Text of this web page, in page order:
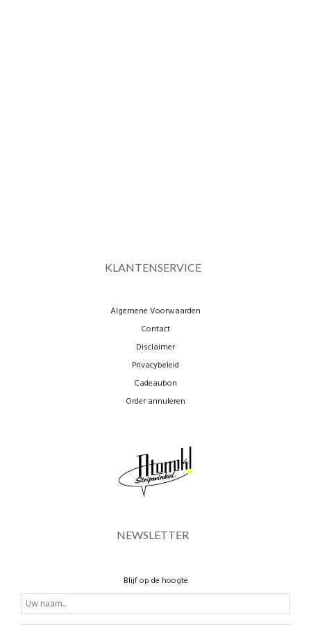
KLANTENSERVICE
Algemene Voorwaarden
Contact
Disclaimer
Privacybeleid
Cadeaubon
Order annuleren
NEWSLETTER
Blijf op de hoogte